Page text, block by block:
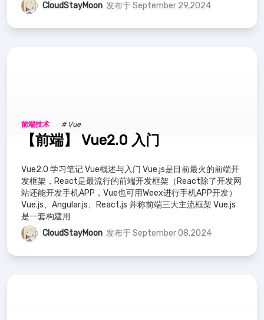
CloudStayMoon 发布于 September 29,2024
前端技术 # Vue
【前端】 Vue2.0 入门
Vue2.0 学习笔记 Vue概述与入门 Vue.js是目前最火的前端开
发框架，React是最流行的前端开发框架（React除了开发网
站还能开发手机APP，Vue也可用Weex进行手机APP开发）
Vue.js、Angular.js、React.js 并称前端三大主流框架 Vue.js
是一套构建用
CloudStayMoon 发布于 September 08,2024